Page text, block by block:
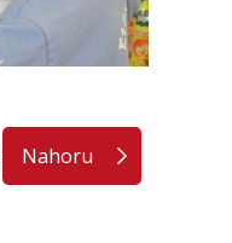
Nahoru